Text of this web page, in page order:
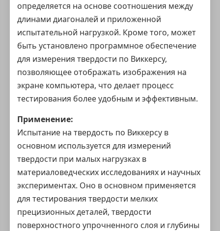
определяется на основе соотношения между
длинами диагоналей и приложенной
испытательной нагрузкой. Кроме того, может
быть установлено программное обеспечение
для измерения твердости по Виккерсу,
позволяющее отображать изображения на
экране компьютера, что делает процесс
тестирования более удобным и эффективным.
Применение:
Испытание на твердость по Виккерсу в
основном используется для измерений
твердости при малых нагрузках в
материаловедческих исследованиях и научных
экспериментах. Оно в основном применяется
для тестирования твердости мелких
прецизионных деталей, твердости
поверхностного упрочненного слоя и глубины